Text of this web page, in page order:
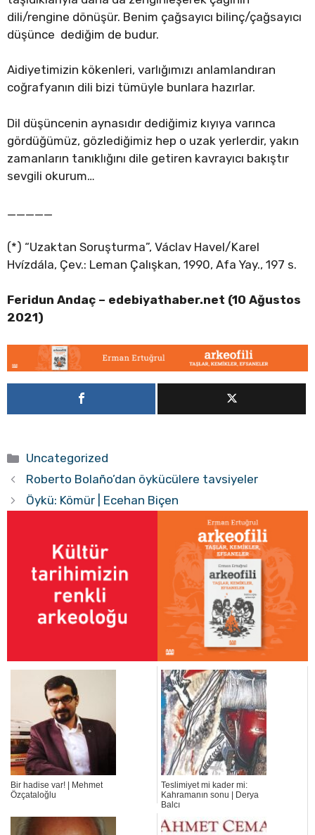
dili/rengine dönüşür. Benim çağsayıcı bilinç/çağsayıcı
düşünce dediğim de budur.
Aidiyetimizin kökenleri, varlığımızı anlamlandıran
coğrafyanın dili bizi tümüyle bunlara hazırlar.
Dil düşüncenin aynasıdır dediğimiz kıyıya varınca
gördüğümüz, gözlediğimiz hep o uzak yerlerdir, yakın
zamanların tanıklığını dile getiren kavrayıcı bakıştır
sevgili okurum…
_____
(*) “Uzaktan Soruşturma”, Václav Havel/Karel
Hvízdála, Çev.: Leman Çalışkan, 1990, Afa Yay., 197 s.
Feridun Andaç – edebiyathaber.net (10 Ağustos
2021)
Kategoriler
Uncategorized
Roberto Bolaño’dan öykücülere tavsiyeler
Öykü: Kömür | Ecehan Biçen
Bir hadise var! | Mehmet
Özçataloğlu
Teslimiyet mi kader mi:
Kahramanın sonu | Derya
Balcı